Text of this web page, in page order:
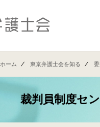
ホーム 東京弁護士会を知る
裁判員制度セ